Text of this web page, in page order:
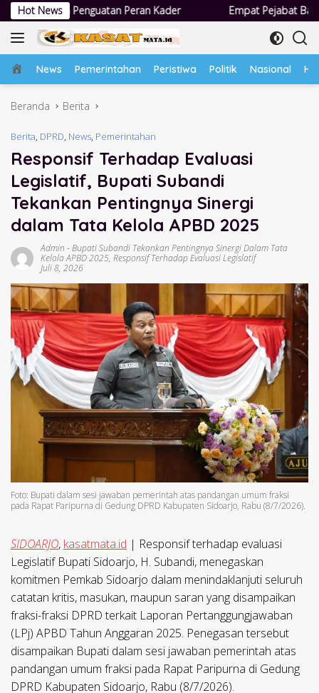
Langsung
ke
konten
Hot News
Peran Kader Empat Pejabat Baru Pemdes Semampir
Home
News Pemerintahan Peristiwa Politik Nasional
Beranda Berita
Berita, DPRD, News, Pemerintahan
Responsif Terhadap Evaluasi
Legislatif, Bupati Subandi
Tekankan Pentingnya Sinergi
dalam Tata Kelola APBD 2025
Admin -Bupati Subandi Tekankan Pentingnya Sinergi Dalam Tata
Kelola APBD 2025, Responsif Terhadap Evaluasi Legislatif
Juli 8, 2026
Foto: Bupati dalam sesi jawaban pemerintah atas pandangan umum fraksi
pada Rapat Paripurna di Gedung DPRD Kabupaten Sidoarjo, Rabu (8/7/2026).
SIDOARJO, kasatmata.id | Responsif terhadap evaluasi
Legislatif Bupati Sidoarjo, H. Subandi, menegaskan
komitmen Pemkab Sidoarjo dalam menindaklanjuti seluruh
catatan kritis, masukan, maupun saran yang disampaikan
fraksi-fraksi DPRD terkait Laporan Pertanggungjawaban
(LPj) APBD Tahun Anggaran 2025. Penegasan tersebut
disampaikan Bupati dalam sesi jawaban pemerintah atas
pandangan umum fraksi pada Rapat Paripurna di Gedung
DPRD Kabupaten Sidoarjo, Rabu (8/7/2026).